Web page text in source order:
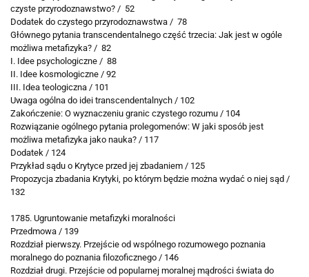
czyste przyrodoznawstwo? / 52
Dodatek do czystego przyrodoznawstwa / 78
Głównego pytania transcendentalnego część trzecia: Jak jest w ogóle
możliwa metafizyka? / 82
I. Idee psychologiczne / 88
II. Idee kosmologiczne / 92
III. Idea teologiczna / 101
Uwaga ogólna do idei transcendentalnych / 102
Zakończenie: O wyznaczeniu granic czystego rozumu / 104
Rozwiązanie ogólnego pytania prolegomenów: W jaki sposób jest
możliwa metafizyka jako nauka? / 117
Dodatek / 124
Przykład sądu o Krytyce przed jej zbadaniem / 125
Propozycja zbadania Krytyki, po którym będzie można wydać o niej sąd /
132
1785. Ugruntowanie metafizyki moralności
Przedmowa / 139
Rozdział pierwszy. Przejście od wspólnego rozumowego poznania
moralnego do poznania filozoficznego / 146
Rozdział drugi. Przejście od popularnej moralnej mądrości świata do